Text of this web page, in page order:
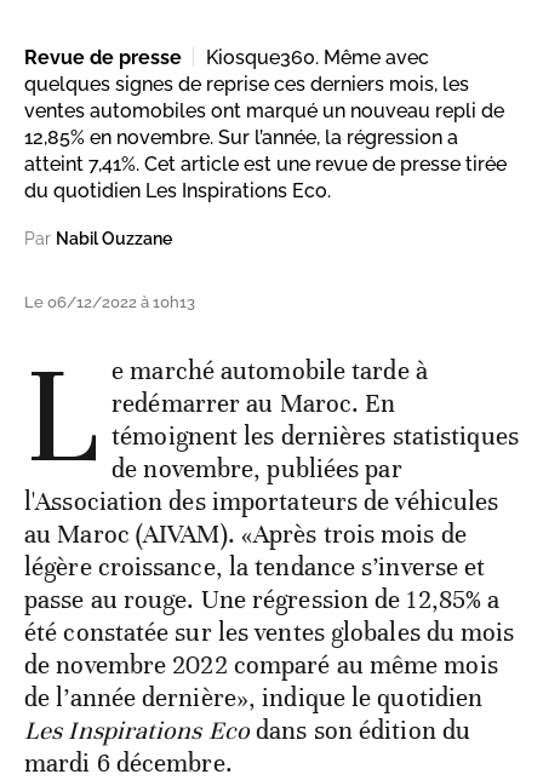
Revue de presse
Kiosque360. Même avec
quelques signes de reprise ces derniers mois, les
ventes automobiles ont marqué un nouveau repli de
12,85% en novembre. Sur l’année, la régression a
atteint 7,41%. Cet article est une revue de presse tirée
du quotidien Les Inspirations Eco.
Par Nabil Ouzzane
Le 06/12/2022 à 10h13
L e marché automobile tarde à
redémarrer au Maroc. En
témoignent les dernières statistiques
de novembre, publiées par
l'Association des importateurs de véhicules
au Maroc (AIVAM). «Après trois mois de
légère croissance, la tendance s’inverse et
passe au rouge. Une régression de 12,85% a
été constatée sur les ventes globales du mois
de novembre 2022 comparé au même mois
de l’année dernière», indique le quotidien
Les Inspirations Ecodans son édition du
mardi 6 décembre.